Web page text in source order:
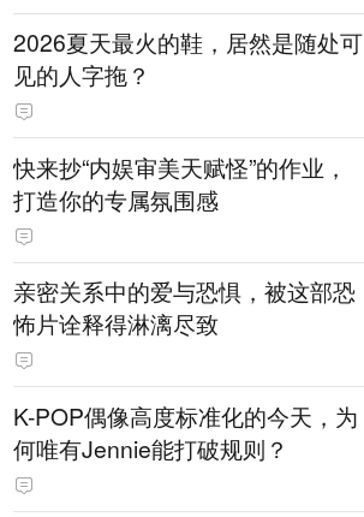
2026夏天最火的鞋，居然是随处可
见的人字拖？
快来抄“内娱审美天赋怪”的作业，
打造你的专属氛围感
亲密关系中的爱与恐惧，被这部恐
怖片诠释得淋漓尽致
K-POP偶像高度标准化的今天，为
何唯有Jennie能打破规则？